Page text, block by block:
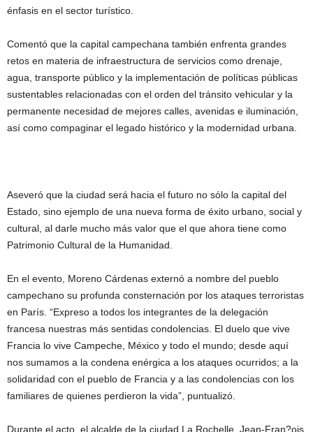
énfasis en el sector turístico.
Comentó que la capital campechana también enfrenta grandes
retos en materia de infraestructura de servicios como drenaje,
agua, transporte público y la implementación de políticas públicas
sustentables relacionadas con el orden del tránsito vehicular y la
permanente necesidad de mejores calles, avenidas e iluminación,
así como compaginar el legado histórico y la modernidad urbana.
Aseveró que la ciudad será hacia el futuro no sólo la capital del
Estado, sino ejemplo de una nueva forma de éxito urbano, social y
cultural, al darle mucho más valor que el que ahora tiene como
Patrimonio Cultural de la Humanidad.
En el evento, Moreno Cárdenas externó a nombre del pueblo
campechano su profunda consternación por los ataques terroristas
en París. “Expreso a todos los integrantes de la delegación
francesa nuestras más sentidas condolencias. El duelo que vive
Francia lo vive Campeche, México y todo el mundo; desde aquí
nos sumamos a la condena enérgica a los ataques ocurridos; a la
solidaridad con el pueblo de Francia y a las condolencias con los
familiares de quienes perdieron la vida”, puntualizó.
Durante el acto, el alcalde de la ciudad La Rochelle, Jean-Fran?ois